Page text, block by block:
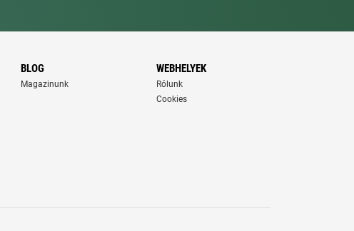
BLOG
Magazinunk
WEBHELYEK
Rólunk
Cookies